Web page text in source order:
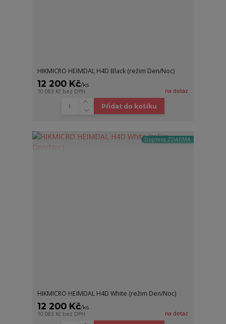
HIKMICRO HEIMDAL H4D Black (režim Den/Noc)
12 200 Kč/ks
10 083 Kč bez DPH na dotaz
Přidat do košíku
Doprava ZDARMA
HIKMICRO HEIMDAL H4D White (režim Den/Noc)
12 200 Kč/ks
10 083 Kč bez DPH na dotaz